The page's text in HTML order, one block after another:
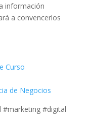
información
a convencerlos
Curso
de Negocios
#marketing #digital